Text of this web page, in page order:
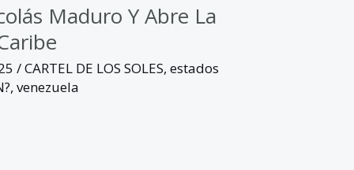
Maduro Y Abre La
/CARTEL DE LOS SOLES, estados
, venezuela